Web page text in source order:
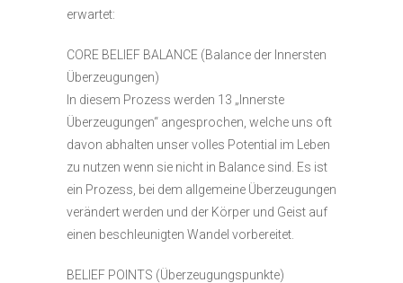
erwartet:
CORE BELIEF BALANCE (Balance der Innersten
Überzeugungen)
In diesem Prozess werden 13 „Innerste
Überzeugungen“ angesprochen, welche uns oft
davon abhalten unser volles Potential im Leben
zu nutzen wenn sie nicht in Balance sind. Es ist
ein Prozess, bei dem allgemeine Überzeugungen
verändert werden und der Körper und Geist auf
einen beschleunigten Wandel vorbereitet.
BELIEF POINTS (Überzeugungspunkte)